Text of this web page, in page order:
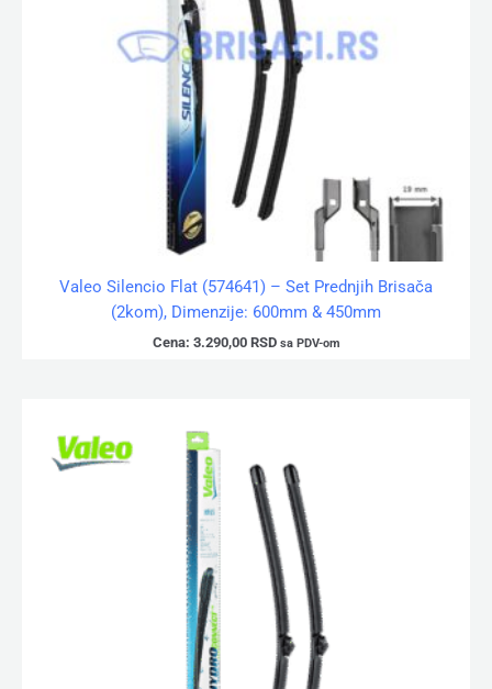
Valeo Silencio Flat (574641) – Set Prednjih Brisača
(2kom), Dimenzije: 600mm & 450mm
Cena: 3.290,00 RSD sa PDV-om